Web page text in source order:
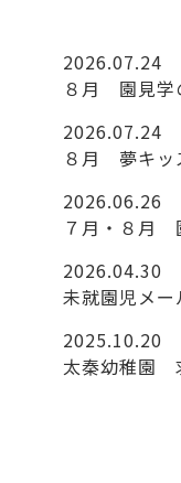
2026.07.24
８月 園見学
2026.07.24
８月 夢キッ
2026.06.26
７月・８月
2026.04.30
未就園児メー
2025.10.20
太秦幼稚園